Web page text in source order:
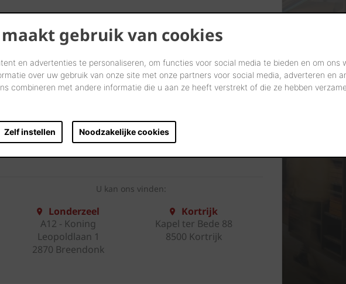
gebruik van cookies
en advertenties te personaliseren, om functies voor social media te bieden en om ons
over uw gebruik van onze site met onze partners voor social media, adverteren en
combineren met andere informatie die u aan ze heeft verstrekt of die ze hebben
Zelf instellen Noodzakelijke cookies
Laten we samen letterlijk uw dromen tastbaar maken in onze
showrooms.
oplossingen. Bekijk ze, neem ze vast en ervaar uw toekomstige
gevel, dak, bestrating of binnenmuur.
Onze showroomadviseurs geven u uitgebreid deskundig
U kan ons vinden:
Londerzeel
A12 - Koning
Leopoldlaan 1
2870 Breendonk
Kortrijk
Kapel ter Bede 88
8500 Kortrijk